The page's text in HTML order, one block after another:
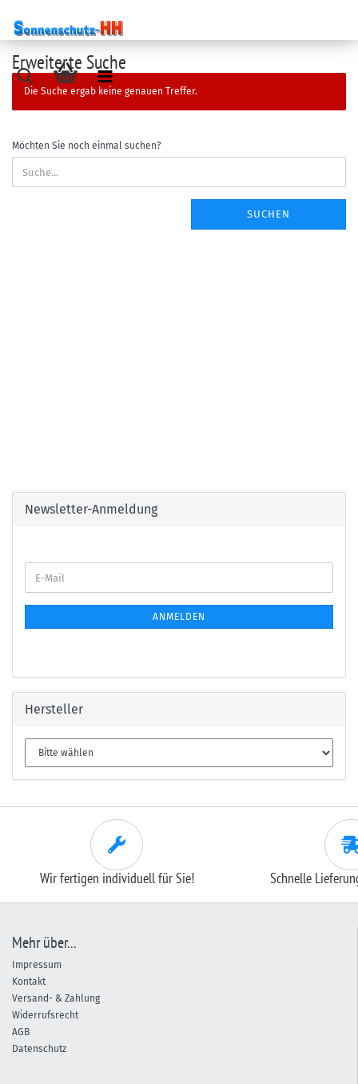
Erweiterte Suche
Die Suche ergab keine genauen Treffer.
Möchten Sie noch einmal suchen?
SUCHEN
Newsletter-Anmeldung
E-
Mail
ANMELDEN
Hersteller
Wir fertigen individuell für Sie! Schnelle
Mehr über...
Impressum
Kontakt
Versand- & Zahlung
Widerrufsrecht
AGB
Datenschutz